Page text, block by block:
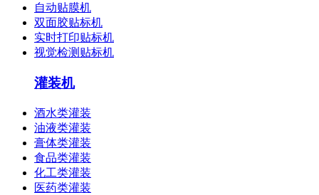
自动贴膜机
双面胶贴标机
实时打印贴标机
视觉检测贴标机
灌装机
酒水类灌装
油液类灌装
膏体类灌装
食品类灌装
化工类灌装
医药类灌装